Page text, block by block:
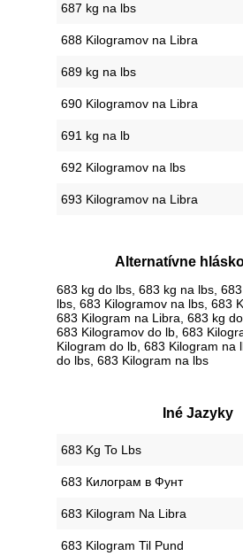
687 kg na lbs
688 Kilogramov na Libra
689 kg na lbs
690 Kilogramov na Libra
691 kg na lb
692 Kilogramov na lbs
693 Kilogramov na Libra
Alternatívne
683 kg do lbs, 683 kg na lbs,
lbs, 683 Kilogramov na lbs, 683
683 Kilogram na Libra, 683 kg
683 Kilogramov do lb, 683
Kilogram do lb, 683 Kilogram na
do lbs, 683 Kilogram na lbs
Iné Jazyky
‎683 Kg To Lbs
‎683 Килограм в Фунт
‎683 Kilogram Na Libra
‎683 Kilogram Til Pund